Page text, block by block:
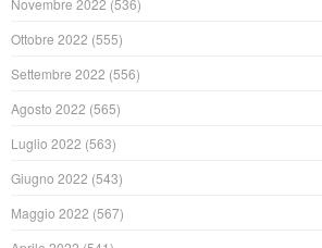
Novembre 2022 (536)
Ottobre 2022 (555)
Settembre 2022 (556)
Agosto 2022 (565)
Luglio 2022 (563)
Giugno 2022 (543)
Maggio 2022 (567)